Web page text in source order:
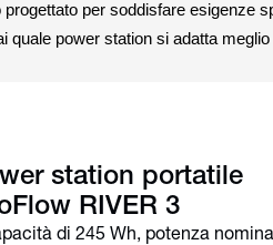
per soddisfare esigenze
quale power station si adatta
station portatile
RIVER 3
di 245 Wh, potenza